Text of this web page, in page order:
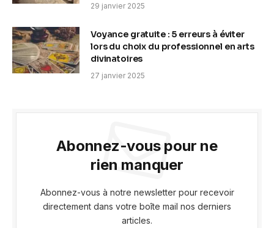
29 janvier 2025
Voyance gratuite : 5 erreurs à éviter
lors du choix du professionnel en arts
divinatoires
27 janvier 2025
Abonnez-vous pour ne
rien manquer
Abonnez-vous à notre newsletter pour recevoir
directement dans votre boîte mail nos derniers
articles.